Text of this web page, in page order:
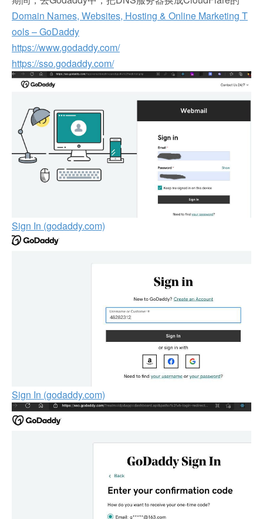
Domain Names, Websites, Hosting & Online Marketing T
ools – GoDaddy
https://www.godaddy.com/
https://sso.godaddy.com/
Sign In (godaddy.com)
Sign In (godaddy.com)